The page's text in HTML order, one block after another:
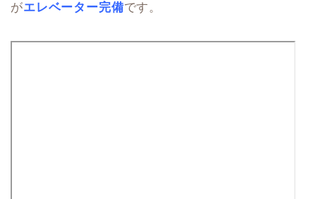
がエレベーター完備です。